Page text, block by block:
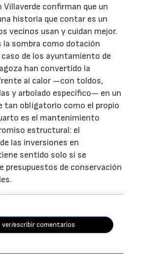
Villaverde confirman que un
historia que contar es un
vecinos usan y cuidan mejor.
la sombra como dotación
caso de los ayuntamiento de
han convertido la
al calor —con toldos,
y arbolado específico— en un
tan obligatorio como el propio
es el mantenimiento
estructural: el
las inversiones en
sentido solo si se
presupuestos de conservación
ver/escribir comentarios